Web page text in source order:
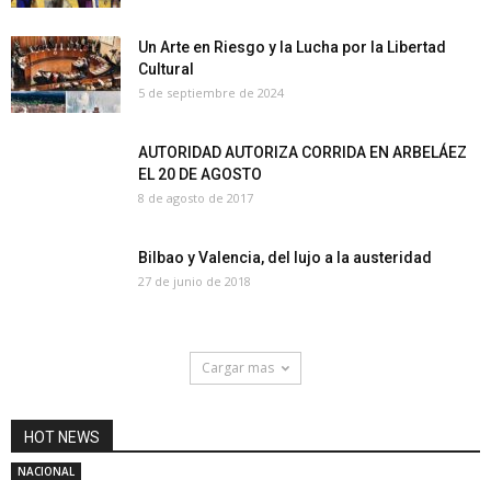
Un Arte en Riesgo y la Lucha por la Libertad
Cultural
5 de septiembre de 2024
AUTORIDAD AUTORIZA CORRIDA EN ARBELÁEZ
EL 20 DE AGOSTO
8 de agosto de 2017
Bilbao y Valencia, del lujo a la austeridad
27 de junio de 2018
Cargar mas
HOT NEWS
NACIONAL